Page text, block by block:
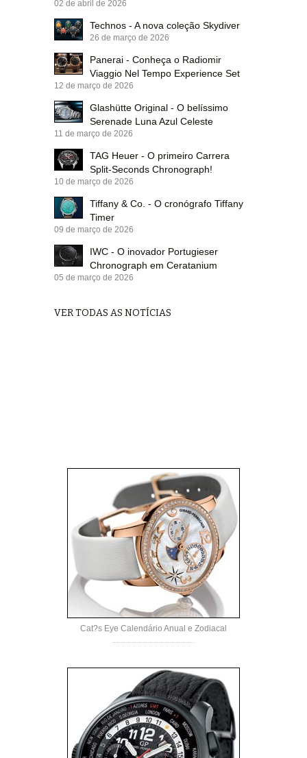
02 de abril de 2026
Technos - A nova coleção Skydiver
26 de março de 2026
Panerai - Conheça o Radiomir
Viaggio Nel Tempo Experience Set
12 de março de 2026
Glashütte Original - O belíssimo
Serenade Luna Azul Celeste
11 de março de 2026
TAG Heuer - O primeiro Carrera
Split-Seconds Chronograph!
10 de março de 2026
Tiffany & Co. - O cronógrafo Tiffany
Timer
09 de março de 2026
IWC - O inovador Portugieser
Chronograph em Ceratanium
05 de março de 2026
VER TODAS AS NOTÍCIAS
Cat?s Eye Calendário Anual e Zodiacal